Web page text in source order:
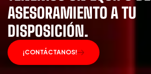
ASESORAMIENTO A TU
DISPOSICIÓN.
¡CONTÁCTANOS!